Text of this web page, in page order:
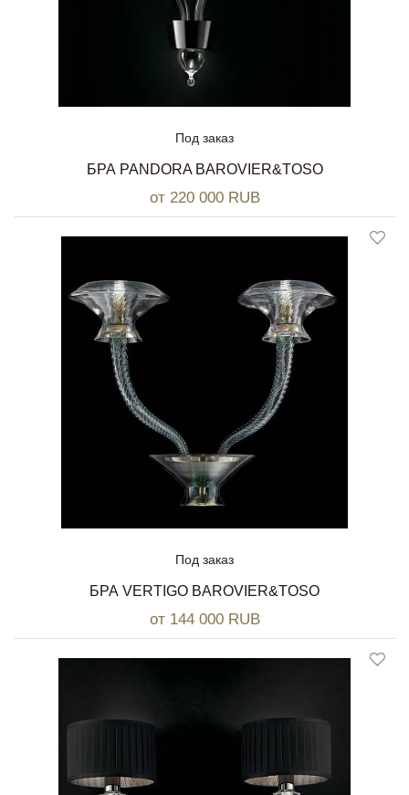
Под заказ
БРА PANDORA BAROVIER&TOSO
от 220 000 RUB
Под заказ
БРА VERTIGO BAROVIER&TOSO
от 144 000 RUB